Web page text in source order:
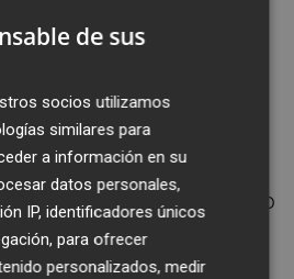
sin atravesar los
costa, donde se
de lodos
puntos del Mar
"a demanda"
, por lo
irá solicitando los
siendo necesarios.
de sus
socios utilizamos
similares para
a información en su
datos personales,
IP, identificadores únicos
para ofrecer
personalizados, medir